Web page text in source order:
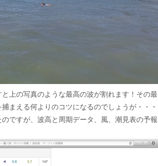
上の写真のような最高の波が割れます！その最
まえる何よりのコツになるのでしょうが・・・
ですが、波高と周期データ、風、潮見表の予報